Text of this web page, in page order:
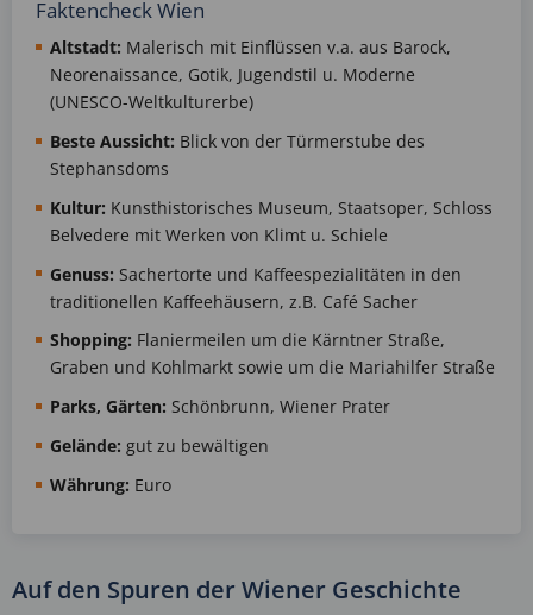
Faktencheck Wien
Altstadt: Malerisch mit Einflüssen v.a. aus Barock,
Neorenaissance, Gotik, Jugendstil u. Moderne
(UNESCO-Weltkulturerbe)
Beste Aussicht: Blick von der Türmerstube des
Stephansdoms
Kultur: Kunsthistorisches Museum, Staatsoper, Schloss
Belvedere mit Werken von Klimt u. Schiele
Genuss: Sachertorte und Kaffeespezialitäten in den
traditionellen Kaffeehäusern, z.B. Café Sacher
Shopping: Flaniermeilen um die Kärntner Straße,
Graben und Kohlmarkt sowie um die Mariahilfer Straße
Parks, Gärten: Schönbrunn, Wiener Prater
Gelände: gut zu bewältigen
Währung: Euro
Auf den Spuren der Wiener Geschichte